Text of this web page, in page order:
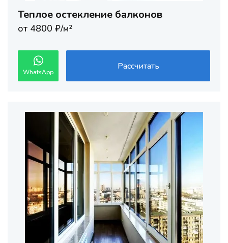
Теплое остекление балконов
от 4800 ₽/м²
WhatsApp
Рассчитать